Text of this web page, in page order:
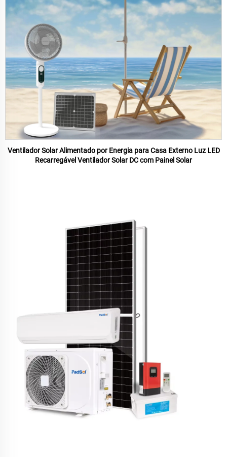
Ventilador Solar Alimentado por Energia para Casa Externo Luz LED
Recarregável Ventilador Solar DC com Painel Solar